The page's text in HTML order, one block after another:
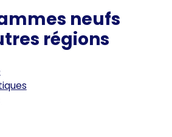
neufs
régions